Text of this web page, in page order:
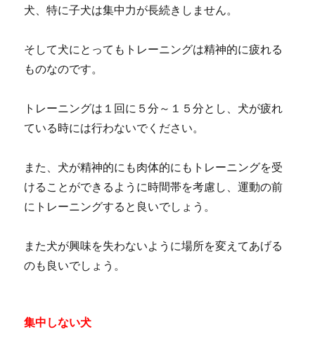
犬、特に子犬は集中力が長続きしません。
そして犬にとってもトレーニングは精神的に疲れる
ものなのです。
トレーニングは１回に５分～１５分とし、犬が疲れ
ている時には行わないでください。
また、犬が精神的にも肉体的にもトレーニングを受
けることができるように時間帯を考慮し、運動の前
にトレーニングすると良いでしょう。
また犬が興味を失わないように場所を変えてあげる
のも良いでしょう。
集中しない犬